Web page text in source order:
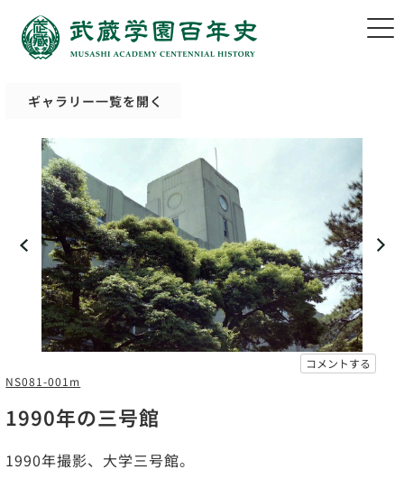
ギャラリー一覧を開く
コメントする
NS081-001m
1990年の三号館
1990年撮影、大学三号館。